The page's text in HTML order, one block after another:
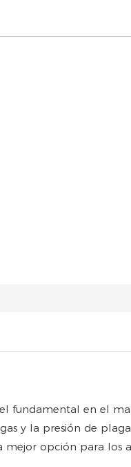
fundamental en el
y la presión de
opción para los